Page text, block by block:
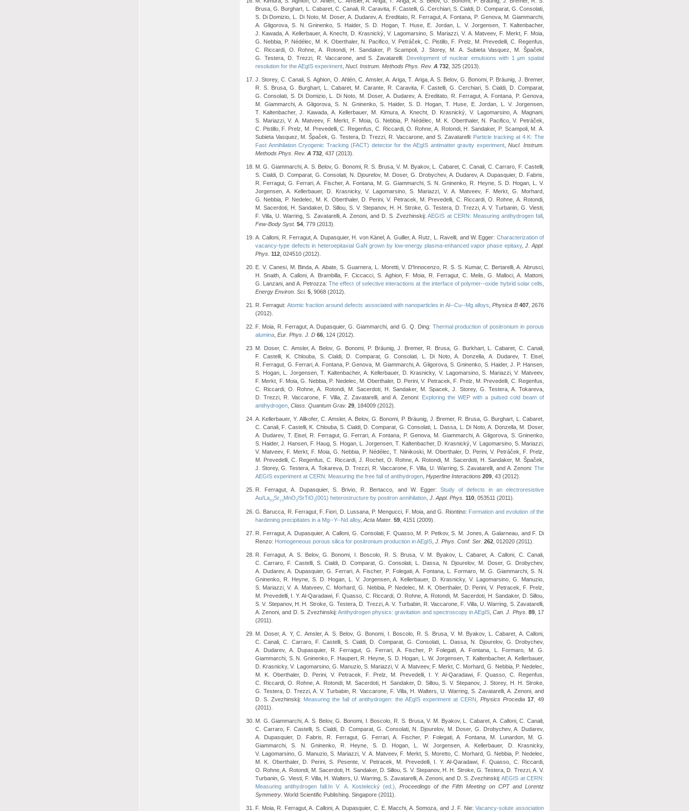
Brusa, G. Burghart, L. Cabaret, C. Canali, R. Caravita, F. Castelli, G. Cerchiari, S. Cialdi, D. Comparat, G. Consolati,
S. Di Domizio, L. Di Noto, M. Doser, A. Dudarev, A. Ereditato, R. Ferragut, A. Fontana, P. Genova, M. Giammarchi,
A. Gligorova, S. N. Gninenko, S. Haider, S. D. Hogan, T. Huse, E. Jordan, L. V. Jorgensen, T. Kaltenbacher,
J. Kawada, A. Kellerbauer, A. Knecht, D. Krasnický, V. Lagomarsino, S. Mariazzi, V. A. Matveev, F. Merkt, F. Moia,
G. Nebbia, P. Nédélec, M. K. Oberthaler, N. Pacifico, V. Petráček, C. Pistillo, F. Prelz, M. Prevedelli, C. Regenfus,
C. Riccardi, O. Rohne, A. Rotondi, H. Sandaker, P. Scampoli, J. Storey, M. A. Subieta Vasquez, M. Špaček,
G. Testera, D. Trezzi, R. Vaccarone, and S. Zavatarelli:
Development of nuclear emulsions with 1 μm spatial
resolution for the AEgIS experiment, Nucl. Instrum. Methods Phys. Rev. A 732, 325 (2013).
J. Storey, C. Canali, S. Aghion, O. Ahlén, C. Amsler, A. Ariga, T. Ariga, A. S. Belov, G. Bonomi, P. Bräunig, J. Bremer,
R. S. Brusa, G. Burghart, L. Cabaret, M. Carante, R. Caravita, F. Castelli, G. Cerchiari, S. Cialdi, D. Comparat,
G. Consolati, S. Di Domizio, L. Di Noto, M. Doser, A. Dudarev, A. Ereditato, R. Ferragut, A. Fontana, P. Genova,
M. Giammarchi, A. Gligorova, S. N. Gninenko, S. Haider, S. D. Hogan, T. Huse, E. Jordan, L. V. Jorgensen,
T. Kaltenbacher, J. Kawada, A. Kellerbauer, M. Kimura, A. Knecht, D. Krasnický, V. Lagomarsino, A. Magnani,
S. Mariazzi, V. A. Matveev, F. Merkt, F. Moia, G. Nebbia, P. Nédélec, M. K. Oberthaler, N. Pacifico, V. Petráček,
C. Pistillo, F. Prelz, M. Prevedelli, C. Regenfus, C. Riccardi, O. Rohne, A. Rotondi, H. Sandaker, P. Scampoli, M. A.
Subieta Vasquez, M. Špaček, G. Testera, D. Trezzi, R. Vaccarone, and S. Zavatarelli: Particle tracking at 4 K: The
Fast Annihilation Cryogenic Tracking (FACT) detector for the AEgIS antimatter gravity experiment,Nucl. Instrum.
Methods Phys. Rev. A 732, 437 (2013).
M. G. Giammarchi, A. S. Belov, G. Bonomi, R. S. Brusa, V. M. Byakov, L. Cabaret, C. Canali, C. Carraro, F. Castelli,
S. Cialdi, D. Comparat, G. Consolati, N. Djourelov, M. Doser, G. Drobychev, A. Dudarev, A. Dupasquier, D. Fabris,
R. Ferragut, G. Ferrari, A. Fischer, A. Fontana, M. G. Giammarchi, S. N. Gninenko, R. Heyne, S. D. Hogan, L. V.
Jorgensen, A. Kellerbauer, D. Krasnicky, V. Lagomarsino, S. Mariazzi, V. A. Matveev, F. Merkt, G. Morhard,
G. Nebbia, P. Nedelec, M. K. Oberthaler, D. Perini, V. Petracek, M. Prevedelli, C. Riccardi, O. Rohne, A. Rotondi,
M. Sacerdoti, H. Sandaker, D. Sillou, S. V. Stepanov, H. H. Stroke, G. Testera, D. Trezzi, A. V. Turbanin, G. Viesti,
F. Villa, U. Warring, S. Zavatarelli, A. Zenoni, and D. S. Zvezhinskij:AEGIS at CERN: Measuring antihydrogen fall ,
Few-Body Syst. 54, 779 (2013).
A. Calloni, R. Ferragut, A. Dupasquier, H. von Känel, A. Guiller, A. Rutz, L. Ravelli, and W. Egger: Characterization of
vacancy-type defects in heteroepitaxial GaN grown by low-energy plasma-enhanced vapor phase epitaxy,J. Appl.
Phys. 112, 024510 (2012).
E. V. Canesi, M. Binda, A. Abate, S. Guarnera, L. Moretti, V. D'Innocenzo, R. S. S. Kumar, C. Bertarelli, A. Abrusci,
H. Snaith, A. Calloni, A. Brambilla, F. Ciccacci, S. Aghion, F. Moia, R. Ferragut, C. Melis, G. Malloci, A. Mattoni,
G. Lanzani, and A. Petrozza:The effect of selective interactions at the interface of polymer--oxide hybrid solar cells,
Energy Environ. Sci. 5, 9068 (2012).
R. Ferragut: Atomic fraction around defects associated with nanoparticles in Al--Cu--Mg alloys,Physica B 407, 2676
(2012).
F. Moia, R. Ferragut, A. Dupasquier, G. Giammarchi, and G. Q. Ding: Thermal production of positronium in porous
alumina, Eur. Phys. J. D 66, 124 (2012).
M. Doser, C. Amsler, A. Belov, G. Bonomi, P. Bräunig, J. Bremer, R. Brusa, G. Burkhart, L. Cabaret, C. Canali,
F. Castelli, K. Chlouba, S. Cialdi, D. Comparat, G. Consolati, L. Di Noto, A. Donzella, A. Dudarev, T. Eisel,
R. Ferragut, G. Ferrari, A. Fontana, P. Genova, M. Giammarchi, A. Gligorova, S. Gninenko, S. Haider, J. P. Hansen,
S. Hogan, L. Jorgensen, T. Kaltenbacher, A. Kellerbauer, D. Krasnicky, V. Lagomarsino, S. Mariazzi, V. Matveev,
F. Merkt, F. Moia, G. Nebbia, P. Nedelec, M. Oberthaler, D. Perini, V. Petracek, F. Prelz, M. Prevedelli, C. Regenfus,
C. Riccardi, O. Rohne, A. Rotondi, M. Sacerdoti, H. Sandaker, M. Spacek, J. Storey, G. Testera, A. Tokareva,
D. Trezzi, R. Vaccarone, F. Villa, Z. Zavatarelli, and A. Zenoni:
Exploring the WEP with a pulsed cold beam of
antihydrogen, Class. Quantum Grav. 29, 184009 (2012).
A. Kellerbauer, Y. Allkofer, C. Amsler, A. Belov, G. Bonomi, P. Bräunig, J. Bremer, R. Brusa, G. Burghart, L. Cabaret,
C. Canali, F. Castelli, K. Chlouba, S. Cialdi, D. Comparat, G. Consolati, L. Dassa, L. Di Noto, A. Donzella, M. Doser,
A. Dudarev, T. Eisel, R. Ferragut, G. Ferrari, A. Fontana, P. Genova, M. Giammarchi, A. Gligorova, S. Gninenko,
S. Haider, J. Hansen, F. Haug, S. Hogan, L. Jorgensen, T. Kaltenbacher, D. Krasnický, V. Lagomarsino, S. Mariazzi,
V. Matveev, F. Merkt, F. Moia, G. Nebbia, P. Nédélec, T. Niinikoski, M. Oberthaler, D. Perini, V. Petráček, F. Prelz,
M. Prevedelli, C. Regenfus, C. Riccardi, J. Rochet, O. Rohne, A. Rotondi, M. Sacerdoti, H. Sandaker, M. Špaček,
J. Storey, G. Testera, A. Tokareva, D. Trezzi, R. Vaccarone, F. Villa, U. Warring, S. Zavatarelli, and A. Zenoni: The
AEGIS experiment at CERN: Measuring the free fall of antihydrogen, Hyperfine Interactions 209, 43 (2012).
R. Ferragut, A. Dupasquier, S. Brivio, R. Bertacco, and W. Egger: Study of defects in an electroresistive
Au/La2/3Sr1/3MnO3/SrTiO3(001) heterostructure by positron annihilation, J. Appl. Phys. 110, 053511 (2011).
G. Barucca, R. Ferragut, F. Fiori, D. Lussana, P. Mengucci, F. Moia, and G. Riontino: Formation and evolution of the
hardening precipitates in a Mg--Y--Nd alloy, Acta Mater. 59 , 4151 (2009).
R. Ferragut, A. Dupasquier, A. Calloni, G. Consolati, F. Quasso, M. P. Petkov, S. M. Jones, A. Galarneau, and F. Di
Renzo: Homogeneous porous silica for positronium production in AEgIS J. Phys. Conf. Ser. 262 , 012020 (2011).
R. Ferragut, A. S. Belov, G. Bonomi, I. Boscolo, R. S. Brusa, V. M. Byakov, L. Cabaret, A. Calloni, C. Canali,
C. Carraro, F. Castelli, S. Cialdi, D. Comparat, G. Consolati, L. Dassa, N. Djourelov, M. Doser, G. Drobychev,
A. Dudarev, A. Dupasquier, G. Ferrari, A. Fischer, P. Folegati, A. Fontana, L. Formaro, M. G. Giammarchi, S. N.
Gninenko, R. Heyne, S. D. Hogan, L. V. Jorgensen, A. Kellerbauer, D. Krasnicky, V. Lagomarsino, G. Manuzio,
S. Mariazzi, V. A. Matveev, C. Morhard, G. Nebbia, P. Nedelec, M. K. Oberthaler, D. Perini, V. Petracek, F. Prelz,
M. Prevedelli, I. Y. Al-Qaradawi, F. Quasso, C. Riccardi, O. Rohne, A. Rotondi, M. Sacerdoti, H. Sandaker, D. Sillou,
S. V. Stepanov, H. H. Stroke, G. Testera, D. Trezzi, A. V. Turbabin, R. Vaccarone, F. Villa, U. Warring, S. Zavatarelli,
A. Zenoni, and D. S. Zvezhinskij:Antihydrogen physics: gravitation and spectroscopy in AEgIS ,Can. J. Phys. 89, 17
(2011).
M. Doser, A. Y, C. Amsler, A. S. Belov, G. Bonomi, I. Boscolo, R. S. Brusa, V. M. Byakov, L. Cabaret, A. Calloni,
C. Canali, C. Carraro, F. Castelli, S. Cialdi, D. Comparat, G. Consolati, L. Dassa, N. Djourelov, G. Drobychev,
A. Dudarev, A. Dupasquier, R. Ferragut, G. Ferrari, A. Fischer, P. Folegati, A. Fontana, L. Formaro, M. G.
Giammarchi, S. N. Gninenko, F. Haupert, R. Heyne, S. D. Hogan, L. W. Jorgensen, T. Kaltenbacher, A. Kellerbauer,
D. Krasnicky, V. Lagomarsino, G. Manuzio, S. Mariazzi, V. A. Matveev, F. Merkt, C. Morhard, G. Nebbia, P. Nedelec,
M. K. Oberthaler, D. Perini, V. Petracek, F. Prelz, M. Prevedelli, I. Y. Al-Qaradawi, F. Quasso, C. Regenfus,
C. Riccardi, O. Rohne, A. Rotondi, M. Sacerdoti, H. Sandaker, D. Sillou, S. V. Stepanov, J. Storey, H. H. Stroke,
G. Testera, D. Trezzi, A. V. Turbabin, R. Vaccarone, F. Villa, H. Walters, U. Warring, S. Zavatarelli, A. Zenoni, and
D. S. Zvezhinskij: Measuring the fall of antihydrogen: the AEgIS experiment at CERN Physics Procedia 17 , 49
(2011).
M. G. Giammarchi, A. S. Belov, G. Bonomi, I. Boscolo, R. S. Brusa, V. M. Byakov, L. Cabaret, A. Calloni, C. Canali,
C. Carraro, F. Castelli, S. Cialdi, D. Comparat, G. Consolati, N. Djourelov, M. Doser, G. Drobychev, A. Dudarev,
A. Dupasquier, D. Fabris, R. Ferragut, G. Ferrari, A. Fischer, P. Folegati, A. Fontana, M. Lunardon, M. G.
Giammarchi, S. N. Gninenko, R. Heyne, S. D. Hogan, L. W. Jorgensen, A. Kellerbauer, D. Krasnicky,
V. Lagomarsino, G. Manuzio, S. Mariazzi, V. A. Matveev, F. Merkt, S. Moretto, C. Morhard, G. Nebbia, P. Nedelec,
M. K. Oberthaler, D. Perini, S. Pesente, V. Petracek, M. Prevedelli, I. Y. Al-Qaradawi, F. Quasso, C. Riccardi,
O. Rohne, A. Rotondi, M. Sacerdoti, H. Sandaker, D. Sillou, S. V. Stepanov, H. H. Stroke, G. Testera, D. Trezzi, A. V.
Turbanin, G. Viesti, F. Villa, H. Walters, U. Warring, S. Zavatarelli, A. Zenoni, and D. S. Zvezhinskij:AEGIS at CERN:
Measuring antihydrogen fall.In V. A. Kostelecký (ed.),
Proceedings of the Fifth Meeting on CPT and Lorentz
Symmetry . World Scientific Publishing. Singapore (2011).
F. Moia, R. Ferragut, A. Calloni, A. Dupasquier, C. E. Macchi, A. Somoza, and J. F. Nie:Vacancy-solute association